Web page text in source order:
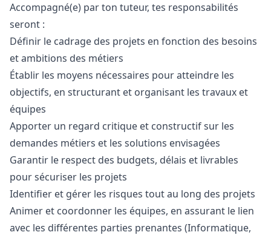
Accompagné(e) par ton tuteur, tes responsabilités
seront :
Définir le cadrage des projets en fonction des besoins
et ambitions des métiers
Établir les moyens nécessaires pour atteindre les
objectifs, en structurant et organisant les travaux et
équipes
Apporter un regard critique et constructif sur les
demandes métiers et les solutions envisagées
Garantir le respect des budgets, délais et livrables
pour sécuriser les projets
Identifier et gérer les risques tout au long des projets
Animer et coordonner les équipes, en assurant le lien
avec les différentes parties prenantes (Informatique,